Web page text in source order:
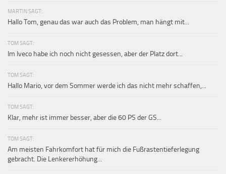
MARTIN SAGT:
Hallo Tom, genau das war auch das Problem, man hängt mit...
TOM SAGT:
Im Iveco habe ich noch nicht gesessen, aber der Platz dort...
TOM SAGT:
Hallo Mario, vor dem Sommer werde ich das nicht mehr schaffen,...
TOM SAGT:
Klar, mehr ist immer besser, aber die 60 PS der GS...
TOM SAGT:
Am meisten Fahrkomfort hat für mich die Fußrastentieferlegung
gebracht. Die Lenkererhöhung...